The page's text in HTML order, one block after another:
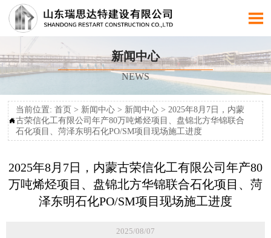

新闻中心
NEWS

当前位置:首页 > 新闻中心 > 新闻中心 > 2025年8月7日，内蒙
古荣信化工有限公司年产80万吨烯烃项目、盘锦北方华锦联合
石化项目、菏泽东明石化PO/SM项目现场施工进度
2025年8月7日，内蒙古荣信化工有限公司年产80
万吨烯烃项目、盘锦北方华锦联合石化项目、菏
泽东明石化PO/SM项目现场施工进度
2025/08/07